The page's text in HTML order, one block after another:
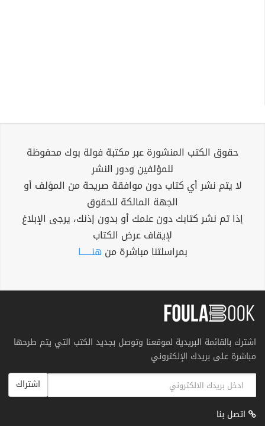
حقوق الكتب المنشورة عبر مكتبة فولة بوك محفوظة
للمؤلفين ودور النشر
لا يتم نشر أي كتاب دون موافقة صريحة من المؤلف أو
الجهة المالكة للحقوق
إذا تم نشر كتابك دون علمك أو بدون إذنك، يرجى الإبلاغ
لإيقاف عرض الكتاب
بمراسلتنا مباشرة من هنــــــا
اشترك بالقائمة البريدية لموقعنا وتوصل بجديد الكتب التي يتم طرحها
مباشرة على بريدك الإلكتروني
اشتراك
اتصل بنا